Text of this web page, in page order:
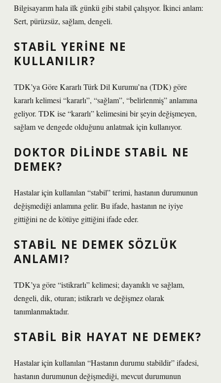
Bilgisayarım hala ilk günkü gibi stabil çalışıyor. İkinci anlam:
Sert, pürüzsüz, sağlam, dengeli.
STABIL YERINE NE
KULLANILIR?
TDK’ya Göre Kararlı Türk Dil Kurumu’na (TDK) göre
kararlı kelimesi “kararlı”, “sağlam”, “belirlenmiş” anlamına
geliyor. TDK ise “kararlı” kelimesini bir şeyin değişmeyen,
sağlam ve dengede olduğunu anlatmak için kullanıyor.
DOKTOR DILINDE STABIL NE
DEMEK?
Hastalar için kullanılan “stabil” terimi, hastanın durumunun
değişmediği anlamına gelir. Bu ifade, hastanın ne iyiye
gittiğini ne de kötüye gittiğini ifade eder.
STABIL NE DEMEK SÖZLÜK
ANLAMI?
TDK’ya göre “istikrarlı” kelimesi; dayanıklı ve sağlam,
dengeli, dik, oturan; istikrarlı ve değişmez olarak
tanımlanmaktadır.
STABIL BIR HAYAT NE DEMEK?
Hastalar için kullanılan “Hastanın durumu stabildir” ifadesi,
hastanın durumunun değişmediği, mevcut durumunun